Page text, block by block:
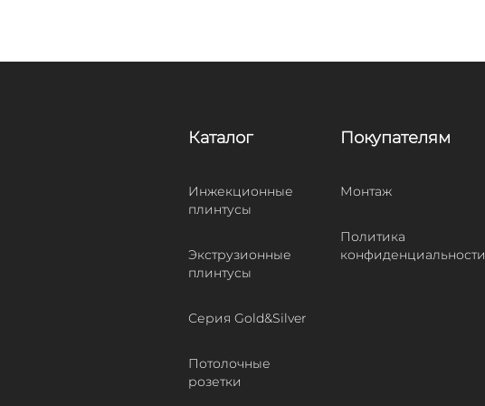
Каталог
Инжекционные
плинтусы
Экструзионные
плинтусы
Серия Gold&Silver
Потолочные
розетки
Покупателям
Монтаж
Политика
конфиденциальности